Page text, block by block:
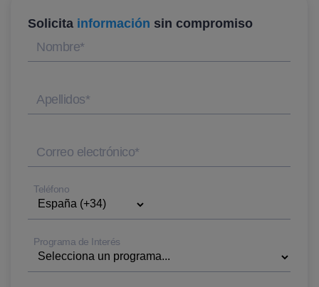
Solicita información sin compromiso
Nombre*
Apellidos*
Correo electrónico*
Teléfono
Programa de Interés